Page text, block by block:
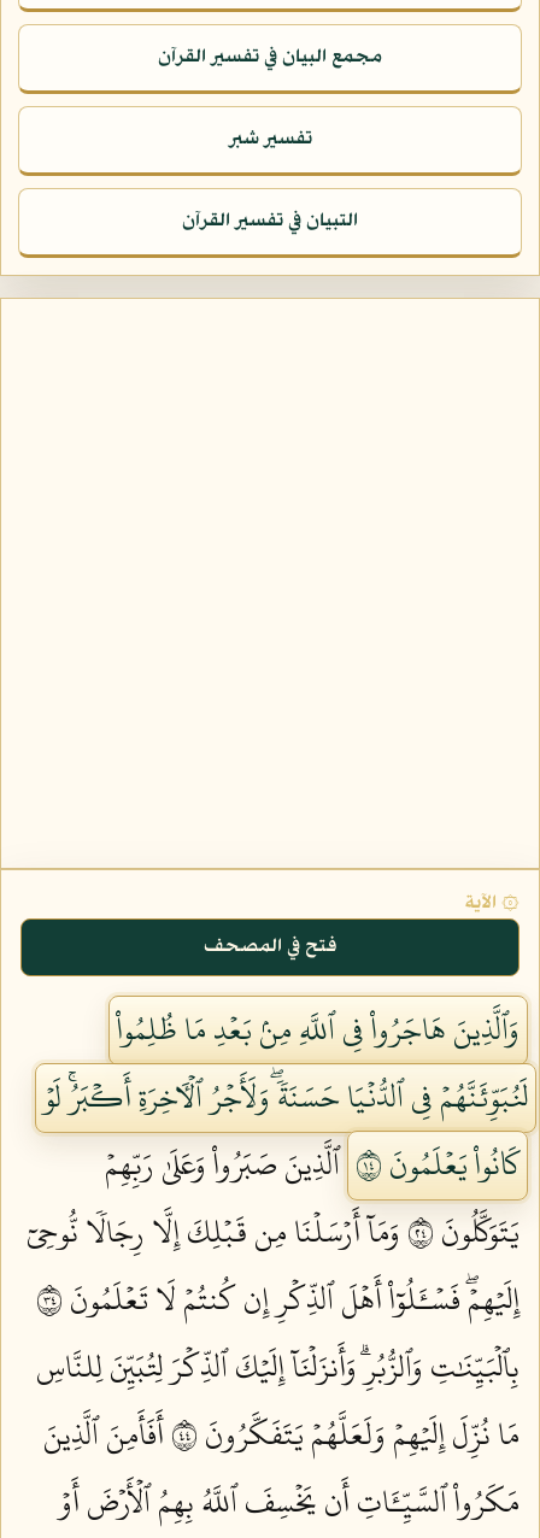
مجمع البيان في تفسير القرآن
تفسير شبر
التبيان في تفسير القرآن
۞ الآية
فتح في المصحف
وَٱلَّذِينَ هَاجَرُواْ فِي ٱللَّهِ مِنۢ بَعۡدِ مَا ظُلِمُواْ
لَنُبَوِّئَنَّهُمۡ فِي ٱلدُّنۡيَا حَسَنَةٗۖ وَلَأَجۡرُ ٱلۡأٓخِرَةِ أَكۡبَرُۚ لَوۡ
كَانُواْ يَعۡلَمُونَ ٤١
ٱلَّذِينَ صَبَرُواْ وَعَلَىٰ رَبِّهِمۡ
يَتَوَكَّلُونَ ٤٢
وَمَآ أَرۡسَلۡنَا مِن قَبۡلِكَ إِلَّا رِجَالٗا نُّوحِيٓ
إِلَيۡهِمۡۖ فَسۡـَٔلُوٓاْ أَهۡلَ ٱلذِّكۡرِ إِن كُنتُمۡ لَا تَعۡلَمُونَ ٤٣
بِٱلۡبَيِّنَٰتِ وَٱلزُّبُرِۗ وَأَنزَلۡنَآ إِلَيۡكَ ٱلذِّكۡرَ لِتُبَيِّنَ لِلنَّاسِ
مَا نُزِّلَ إِلَيۡهِمۡ وَلَعَلَّهُمۡ يَتَفَكَّرُونَ ٤٤
أَفَأَمِنَ ٱلَّذِينَ
مَكَرُواْ ٱلسَّيِّـَٔاتِ أَن يَخۡسِفَ ٱللَّهُ بِهِمُ ٱلۡأَرۡضَ أَوۡ